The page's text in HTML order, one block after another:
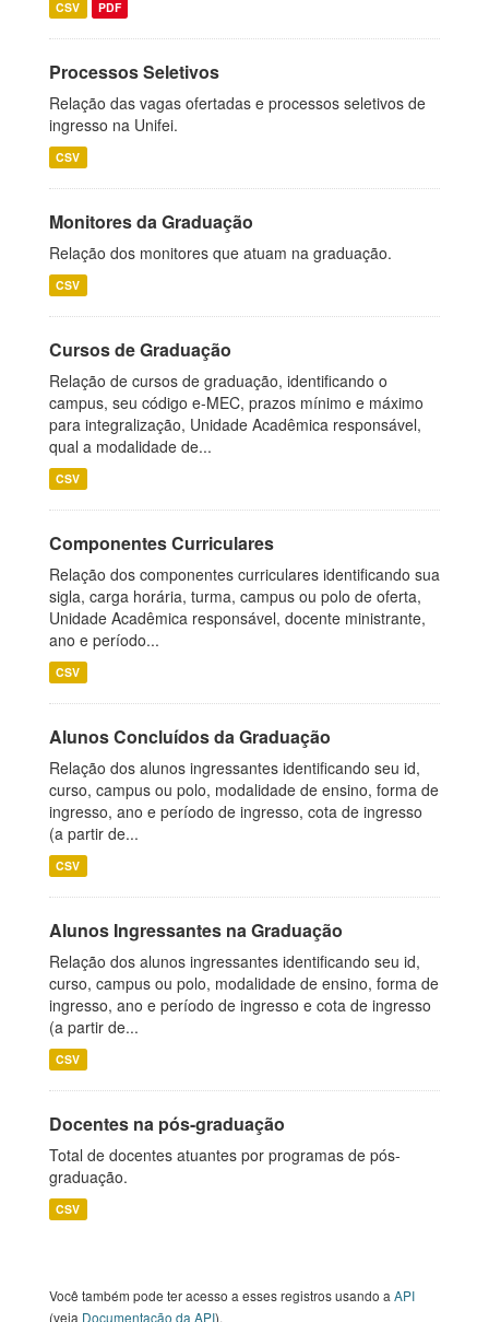
CSV PDF
Processos Seletivos
Relação das vagas ofertadas e processos seletivos de
ingresso na Unifei.
CSV
Monitores da Graduação
Relação dos monitores que atuam na graduação.
CSV
Cursos de Graduação
Relação de cursos de graduação, identificando o
campus, seu código e-MEC, prazos mínimo e máximo
para integralização, Unidade Acadêmica responsável,
qual a modalidade de...
CSV
Componentes Curriculares
Relação dos componentes curriculares identificando sua
sigla, carga horária, turma, campus ou polo de oferta,
Unidade Acadêmica responsável, docente ministrante,
ano e período...
CSV
Alunos Concluídos da Graduação
Relação dos alunos ingressantes identificando seu id,
curso, campus ou polo, modalidade de ensino, forma de
ingresso, ano e período de ingresso, cota de ingresso
(a partir de...
CSV
Alunos Ingressantes na Graduação
Relação dos alunos ingressantes identificando seu id,
curso, campus ou polo, modalidade de ensino, forma de
ingresso, ano e período de ingresso e cota de ingresso
(a partir de...
CSV
Docentes na pós-graduação
Total de docentes atuantes por programas de pós-
graduação.
CSV
Você também pode ter acesso a esses registros usando a API
(veja Documentação da API).